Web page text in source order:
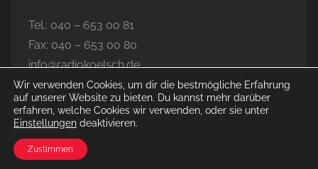
Tel.: 040 – 653 00 81
Fax: 040 – 653 00 80
info@radiokoelsch.de
© 2026 Radio Kölsch Hamburg
Wir verwenden Cookies, um dir die bestmögliche Erfahrung
auf unserer Website zu bieten. Du kannst mehr darüber
erfahren, welche Cookies wir verwenden, oder sie unter
Einstellungen deaktivieren.
Zustimmen